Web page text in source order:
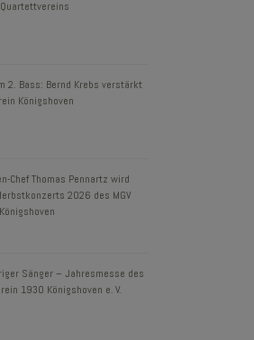
2. Bass: Bernd Krebs verstärkt
Königshoven
Chef Thomas Pennartz wird
2026 des MGV
Sänger – Jahresmesse des
1930 Königshoven e. V.